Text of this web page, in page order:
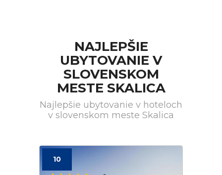
NAJLEPŠIE
UBYTOVANIE V
SLOVENSKOM
MESTE SKALICA
Najlepšie ubytovanie v hoteloch
v slovenskom meste Skalica
10